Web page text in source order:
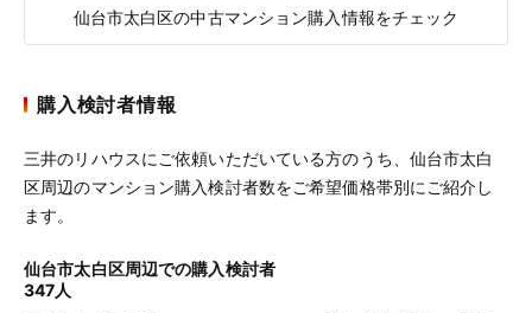
仙台市太白区の中古マンション購入情報をチェック
購入検討者情報
三井のリハウスにご依頼いただいている方のうち、仙台市太白
区周辺のマンション購入検討者数をご希望価格帯別にご紹介し
ます。
仙台市太白区周辺での購入検討者
347人